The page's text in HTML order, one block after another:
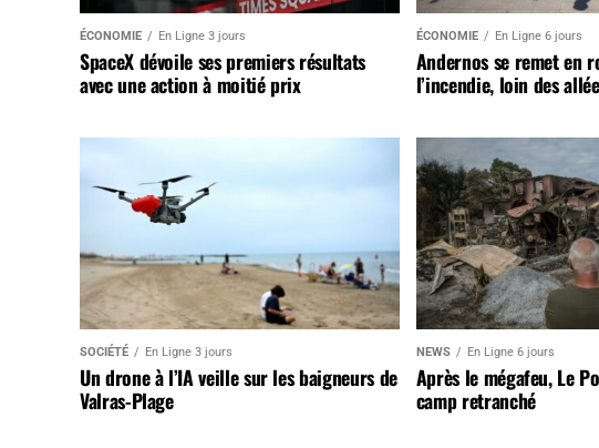
ÉCONOMIE En Ligne 3 jours
SpaceX dévoile ses premiers résultats
avec une action à moitié prix
ÉCONOMIE En Ligne 6 jours
Andernos se remet en
l’incendie, loin des
SOCIÉTÉ En Ligne 3 jours
Un drone à l’IA veille sur les baigneurs de
Valras-Plage
NEWS En Ligne 6 jours
Après le mégafeu, Le
camp retranché